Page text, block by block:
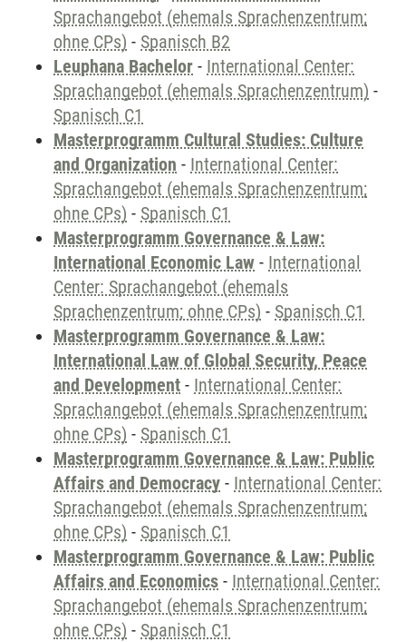
Sprachangebot (ehemals Sprachenzentrum;
ohne CPs) - Spanisch B2
Leuphana Bachelor - International Center:
Sprachangebot (ehemals Sprachenzentrum) -
Spanisch C1
Masterprogramm Cultural Studies: Culture
and Organization - International Center:
Sprachangebot (ehemals Sprachenzentrum;
ohne CPs) - Spanisch C1
Masterprogramm Governance & Law:
International Economic Law - International
Center: Sprachangebot (ehemals
Sprachenzentrum; ohne CPs) - Spanisch C1
Masterprogramm Governance & Law:
International Law of Global Security, Peace
and Development - International Center:
Sprachangebot (ehemals Sprachenzentrum;
ohne CPs) - Spanisch C1
Masterprogramm Governance & Law: Public
Affairs and Democracy - International Center:
Sprachangebot (ehemals Sprachenzentrum;
ohne CPs) - Spanisch C1
Masterprogramm Governance & Law: Public
Affairs and Economics - International Center:
Sprachangebot (ehemals Sprachenzentrum;
ohne CPs) - Spanisch C1